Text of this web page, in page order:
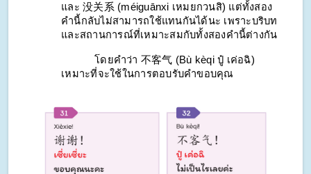
และ 没关系 (méiguānxi เหมยกวนสิ) แต่ทั้งสอง
คำนี้กลับไม่สามารถใช้แทนกันได้นะ เพราะบริบท
และสถานการณ์ที่เหมาะสมกับทั้งสองคำนี้ต่างกัน
โดยคำว่า 不客气 (Bù kèqi ปู๋ เค่อฉิ)
เหมาะที่จะใช้ในการตอบรับคำขอบคุณ